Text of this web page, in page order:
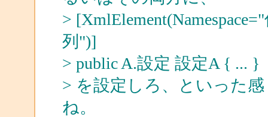
>
列")]
> public A.設定 設定A { ... }
> を設定しろ、といった
ね。